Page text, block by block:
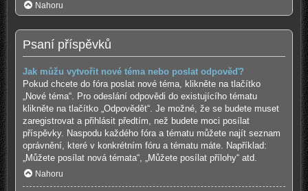
Nahoru
Psaní příspěvků
Jak můžu vytvořit nové téma nebo poslat odpověď?
Pokud chcete do fóra poslat nové téma, klikněte na tlačítko
„Nové téma“. Pro odeslání odpovědi do existujícího tématu
klikněte na tlačítko „Odpovědět“. Je možné, že se budete muset
zaregistrovat a přihlásit předtím, než budete moci posílat
příspěvky. Naspodu každého fóra a tématu můžete najít seznam
oprávnění, které v konkrétním fóru a tématu máte. Například:
„Můžete posílat nová témata“, „Můžete posílat přílohy“ atd.
Nahoru